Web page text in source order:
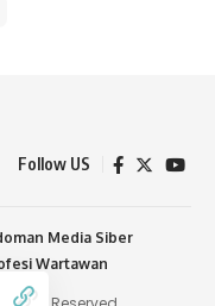
Follow US
Media Siber
Wartawan